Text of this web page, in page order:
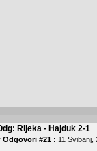
Rijeka - Hajduk 2-1
Odgovori #21 : 11 Svibanj,